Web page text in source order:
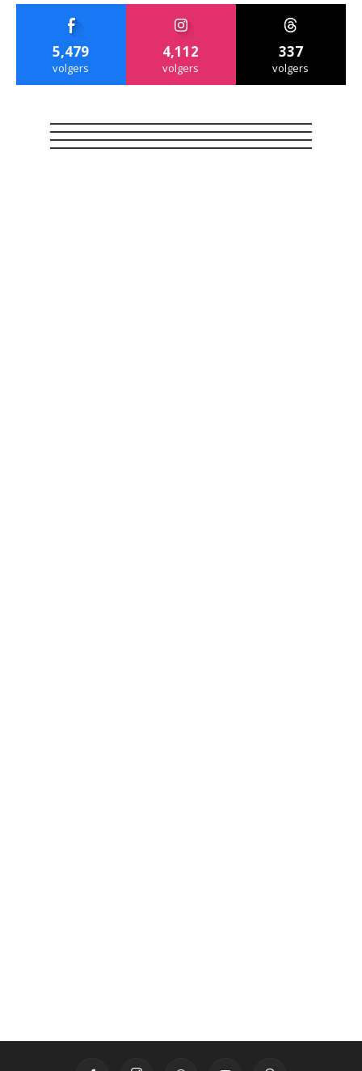
5,479
volgers
4,112
volgers
337
volgers